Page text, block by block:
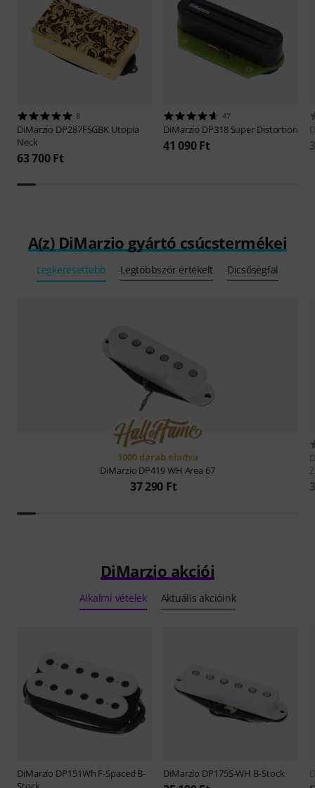
8
DiMarzio DP287FSGBK Utopia
Neck
63 700 Ft
47
DiMarzio DP318 Super Distortion
41 090 Ft
A(z) DiMarzio gyártó csúcstermékei
Legkeresettebb Legtöbbször értékelt Dicsőségfal
1000 darab eladva
DiMarzio DP419 WH Area 67
37 290 Ft
DiMarzio akciói
Alkalmi vételek Aktuális akcióink
DiMarzio DP151Wh F-Spaced B-
DiMarzio DP175S-WH B-Stock